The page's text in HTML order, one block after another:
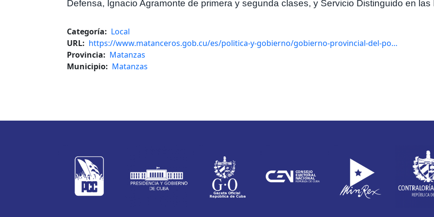
Defensa, Ignacio Agramonte de primera y segunda clases, y Servicio Distinguido en las
Categoría
Local
URL
https://www.matanceros.gob.cu/es/politica-y-gobierno/gobierno-provincial-del-po…
Provincia
Matanzas
Municipio
Matanzas